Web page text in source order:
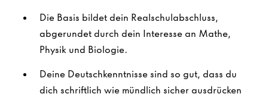
Die Basis bildet dein Realschulabschluss,
abgerundet durch dein Interesse an Mathe,
Physik und Biologie.
Deine Deutschkenntnisse sind so gut, dass du
dich schriftlich wie mündlich sicher ausdrücken